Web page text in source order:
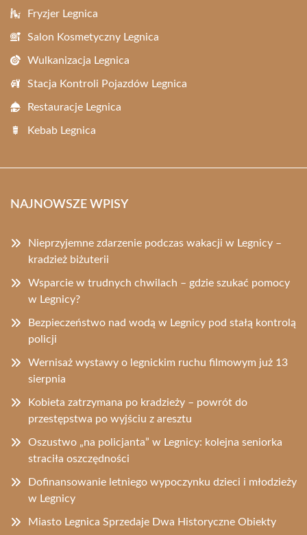
Fryzjer Legnica
Salon Kosmetyczny Legnica
Wulkanizacja Legnica
Stacja Kontroli Pojazdów Legnica
Restauracje Legnica
Kebab Legnica
NAJNOWSZE WPISY
Nieprzyjemne zdarzenie podczas wakacji w Legnicy –
kradzież biżuterii
Wsparcie w trudnych chwilach – gdzie szukać pomocy
w Legnicy?
Bezpieczeństwo nad wodą w Legnicy pod stałą kontrolą
policji
Wernisaż wystawy o legnickim ruchu filmowym już 13
sierpnia
Kobieta zatrzymana po kradzieży – powrót do
przestępstwa po wyjściu z aresztu
Oszustwo „na policjanta” w Legnicy: kolejna seniorka
straciła oszczędności
Dofinansowanie letniego wypoczynku dzieci i młodzieży
w Legnicy
Miasto Legnica Sprzedaje Dwa Historyczne Obiekty